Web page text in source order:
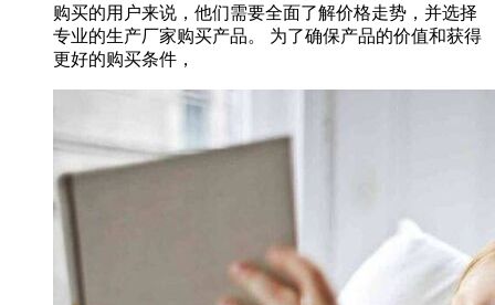
购买的用户来说，他们需要全面了解价格走势，并选择
专业的生产厂家购买产品。 为了确保产品的价值和获得
更好的购买条件，